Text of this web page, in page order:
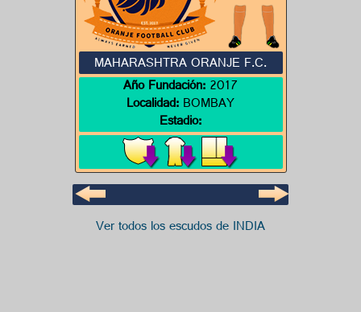
MAHARASHTRA ORANJE F.C.
Año Fundación:2017
Localidad:BOMBAY
Estadio:
Ver todos los escudos de INDIA